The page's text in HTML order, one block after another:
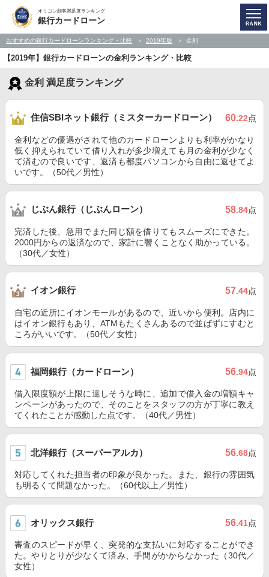
オリコン顧客満足度ランキング
銀行カードローン
おすすめの銀行カードローンランキング・比較 2019年版 金利
【2019年】銀行カードローンの金利ランキング・比較
金利 満足度ランキング
住信SBIネット銀行（ミスターカードローン） 60.22点
金利などの優遇がされて他のカードローンよりも利率がかなり
低く抑えられていて借り入れが多少増えても月の金利が少なく
て済むので良いです、返済も都度パソコンから自由に返せてよ
いです。（50代／男性）
じぶん銀行（じぶんローン） 58.84点
完済した後、急用でまた同じ額を借りてもスムーズにできた。
2000円からの返済なので、家計に響くことなく助かっている。
（30代／女性）
イオン銀行 57.44点
自宅の近所にイオンモールがあるので、近いから便利。店内に
はイオン銀行もあり、ATMもたくさんあるので並ばずにすむと
ころがいいです。（50代／女性）
福岡銀行（カードローン） 56.94点
借入限度額が上限に達しそうな時に、追加で借入金の増額キャ
ンペーンがあったので、そのことをスタッフの方が丁寧に教え
てくれたことが感動した点です。（40代／男性）
北洋銀行（スーパーアルカ） 56.68点
対応してくれた担当者の印象が良かった。また、銀行の雰囲気
も明るくて問題なかった。（60代以上／男性）
オリックス銀行 56.41点
審査のスピードが早く、突発的な支払いに対応することができ
た。やりとりが少なくて済み、手間がかからなかった（30代／
女性）